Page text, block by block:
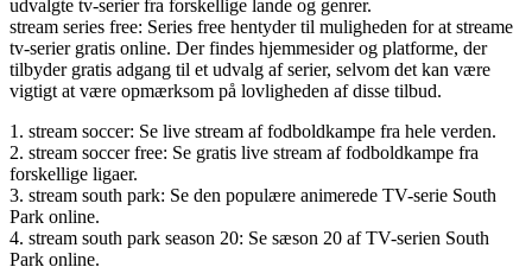
udvalgte tv-serier fra forskellige lande og genrer.
stream series free: Series free hentyder til muligheden for at streame
tv-serier gratis online. Der findes hjemmesider og platforme, der
tilbyder gratis adgang til et udvalg af serier, selvom det kan være
vigtigt at være opmærksom på lovligheden af disse tilbud.
1. stream soccer: Se live stream af fodboldkampe fra hele verden.
2. stream soccer free: Se gratis live stream af fodboldkampe fra
forskellige ligaer.
3. stream south park: Se den populære animerede TV-serie South
Park online.
4. stream south park season 20: Se sæson 20 af TV-serien South
Park online.